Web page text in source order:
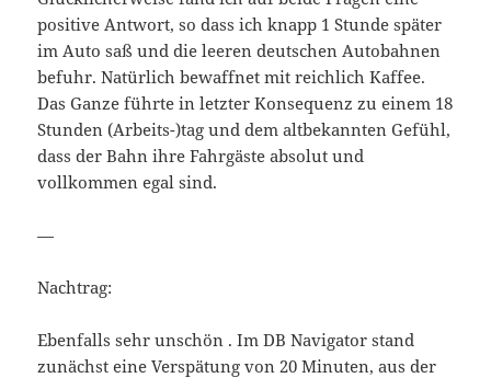
positive Antwort, so dass ich knapp 1 Stunde später
im Auto saß und die leeren deutschen Autobahnen
befuhr. Natürlich bewaffnet mit reichlich Kaffee.
Das Ganze führte in letzter Konsequenz zu einem 18
Stunden (Arbeits-)tag und dem altbekannten Gefühl,
dass der Bahn ihre Fahrgäste absolut und
vollkommen egal sind.
—
Nachtrag:
Ebenfalls sehr unschön . Im DB Navigator stand
zunächst eine Verspätung von 20 Minuten, aus der